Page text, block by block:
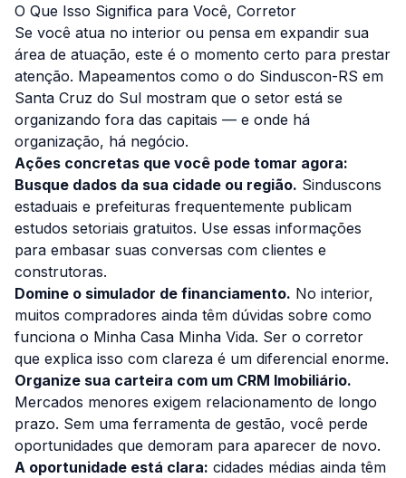
O Que Isso Significa para Você, Corretor
Se você atua no interior ou pensa em expandir sua
área de atuação, este é o momento certo para prestar
atenção. Mapeamentos como o do Sinduscon-RS em
Santa Cruz do Sul mostram que o setor está se
organizando fora das capitais — e onde há
organização, há negócio.
Ações concretas que você pode tomar agora:
Busque dados da sua cidade ou região. Sinduscons
estaduais e prefeituras frequentemente publicam
estudos setoriais gratuitos. Use essas informações
para embasar suas conversas com clientes e
construtoras.
Domine o simulador de financiamento. No interior,
muitos compradores ainda têm dúvidas sobre como
funciona o Minha Casa Minha Vida. Ser o corretor
que explica isso com clareza é um diferencial enorme.
Organize sua carteira com um CRM Imobiliário.
Mercados menores exigem relacionamento de longo
prazo. Sem uma ferramenta de gestão, você perde
oportunidades que demoram para aparecer de novo.
A oportunidade está clara: cidades médias ainda têm